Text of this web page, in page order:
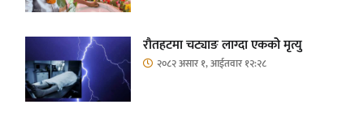
रौतहटमा चट्याङ लाग्दा एककोे मृत्यु
२०८२ असार १, आईतवार १२:२८